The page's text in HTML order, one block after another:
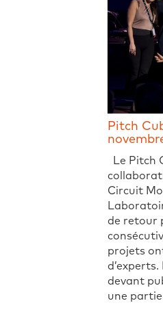
Pitch
Le Pitch
Circuit
de retour
projets
devant
une